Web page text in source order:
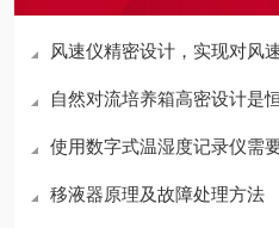
风速仪精密设计，实现对风
自然对流培养箱高密设计是
使用数字式温湿度记录仪需
移液器原理及故障处理方法